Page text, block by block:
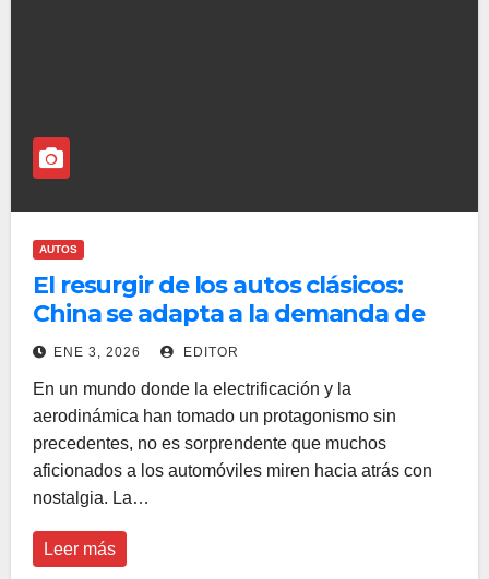
AUTOS
El resurgir de los autos clásicos:
China se adapta a la demanda de
los entusiastas
ENE 3, 2026 EDITOR
En un mundo donde la electrificación y la
aerodinámica han tomado un protagonismo sin
precedentes, no es sorprendente que muchos
aficionados a los automóviles miren hacia atrás con
nostalgia. La…
Leer más